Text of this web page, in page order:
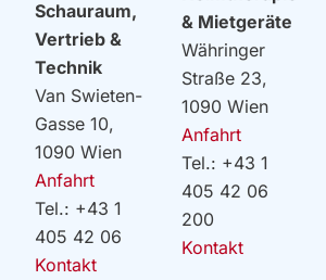
Schauraum,
Vertrieb &
Technik
Van Swieten-
Gasse 10,
1090 Wien
Anfahrt
Tel.: +43 1
405 42 06
Kontakt
& Mietgeräte
Währinger
Straße 23,
1090 Wien
Anfahrt
Tel.: +43 1
405 42 06
200
Kontakt